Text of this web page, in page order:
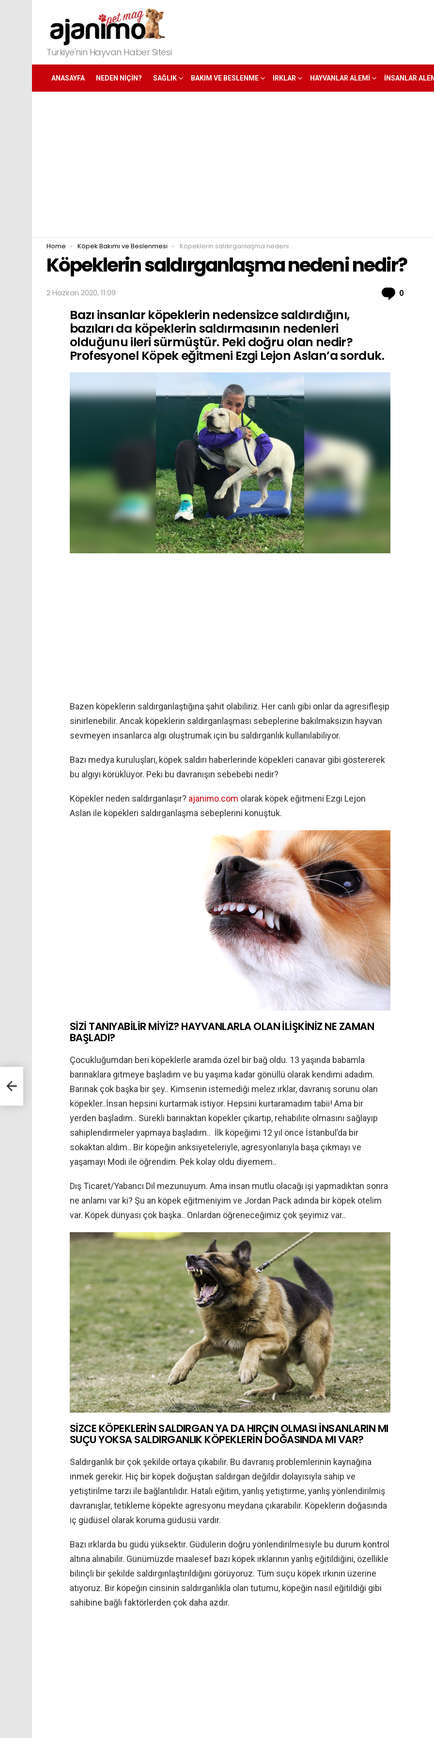
Türkiye'nin Hayvan Haber Sitesi
ANASAYFA NEDEN NIÇIN? SAĞLIK BAKIM VE BESLENME IRKLAR HAYVANLAR ALEMI İNSANLAR
You are here:
Home Köpek Bakımı ve Beslenmesi Köpeklerin saldırganlaşma nedeni nedir?
Köpeklerin saldırganlaşma nedeni nedir?
2 Haziran 2020, 11:09 0
Bazı insanlar köpeklerin nedensizce saldırdığını,
bazıları da köpeklerin saldırmasının nedenleri
olduğunu ileri sürmüştür. Peki doğru olan nedir?
Profesyonel Köpek eğitmeni Ezgi Lejon Aslan’a sorduk.
Bazen köpeklerin saldırganlaştığına şahit olabiliriz. Her canlı gibi onlar da agresifleşip
sinirlenebilir. Ancak köpeklerin saldırganlaşması sebeplerine bakılmaksızın hayvan
sevmeyen insanlarca algı oluştrumak için bu saldırganlık kullanılabiliyor.
Bazı medya kuruluşları, köpek saldırı haberlerinde köpekleri canavar gibi göstererek
bu algıyı körüklüyor. Peki bu davranışın sebebebi nedir?
Köpekler neden saldırganlaşır? ajanimo.com olarak köpek eğitmeni Ezgi Lejon
Aslan ile köpekleri saldırganlaşma sebeplerini konuştuk.
SİZİ TANIYABİLİR MİYİZ? HAYVANLARLA OLAN İLİŞKİNİZ NE ZAMAN
BAŞLADI?
Çocukluğumdan beri köpeklerle aramda özel bir bağ oldu. 13 yaşında babamla
barınaklara gitmeye başladım ve bu yaşıma kadar gönüllü olarak kendimi adadım.
Barınak çok başka bir şey.. Kimsenin istemediği melez ırklar, davranış sorunu olan
köpekler..İnsan hepsini kurtarmak istiyor. Hepsini kurtaramadım tabii! Ama bir
yerden başladım.. Sürekli barınaktan köpekler çıkartıp, rehabilite olmasını sağlayıp
sahiplendirmeler yapmaya başladım.. İlk köpeğimi 12 yıl önce İstanbul’da bir
sokaktan aldım.. Bir köpeğin anksiyeteleriyle, agresyonlarıyla başa çıkmayı ve
yaşamayı Modi ile öğrendim. Pek kolay oldu diyemem..
Dış Ticaret/Yabancı Dil mezunuyum. Ama insan mutlu olacağı işi yapmadıktan sonra
ne anlamı var ki? Şu an köpek eğitmeniyim ve Jordan Pack adında bir köpek otelim
var. Köpek dünyası çok başka.. Onlardan öğreneceğimiz çok şeyimiz var..
SİZCE KÖPEKLERİN SALDIRGAN YA DA HIRÇIN OLMASI İNSANLARIN MI
SUÇU YOKSA SALDIRGANLIK KÖPEKLERİN DOĞASINDA MI VAR?
Saldırganlık bir çok şekilde ortaya çıkabilir. Bu davranış problemlerinin kaynağına
inmek gerekir. Hiç bir köpek doğuştan saldırgan değildir dolayısıyla sahip ve
yetiştirilme tarzı ile bağlantılıdır. Hatalı eğitim, yanlış yetiştirme, yanlış yönlendirilmiş
davranışlar, tetikleme köpekte agresyonu meydana çıkarabilir. Köpeklerin doğasında
iç güdüsel olarak koruma güdüsü vardır.
Bazı ırklarda bu güdü yüksektir. Güdülerin doğru yönlendirilmesiyle bu durum kontrol
altına alınabilir. Günümüzde maalesef bazı köpek ırklarının yanlış eğitildiğini, özellikle
bilinçli bir şekilde saldırgınlaştırıldığını görüyoruz. Tüm suçu köpek ırkının üzerine
atıyoruz. Bir köpeğin cinsinin saldırganlıkla olan tutumu, köpeğin nasıl eğitildiği gibi
sahibine bağlı faktörlerden çok daha azdır.